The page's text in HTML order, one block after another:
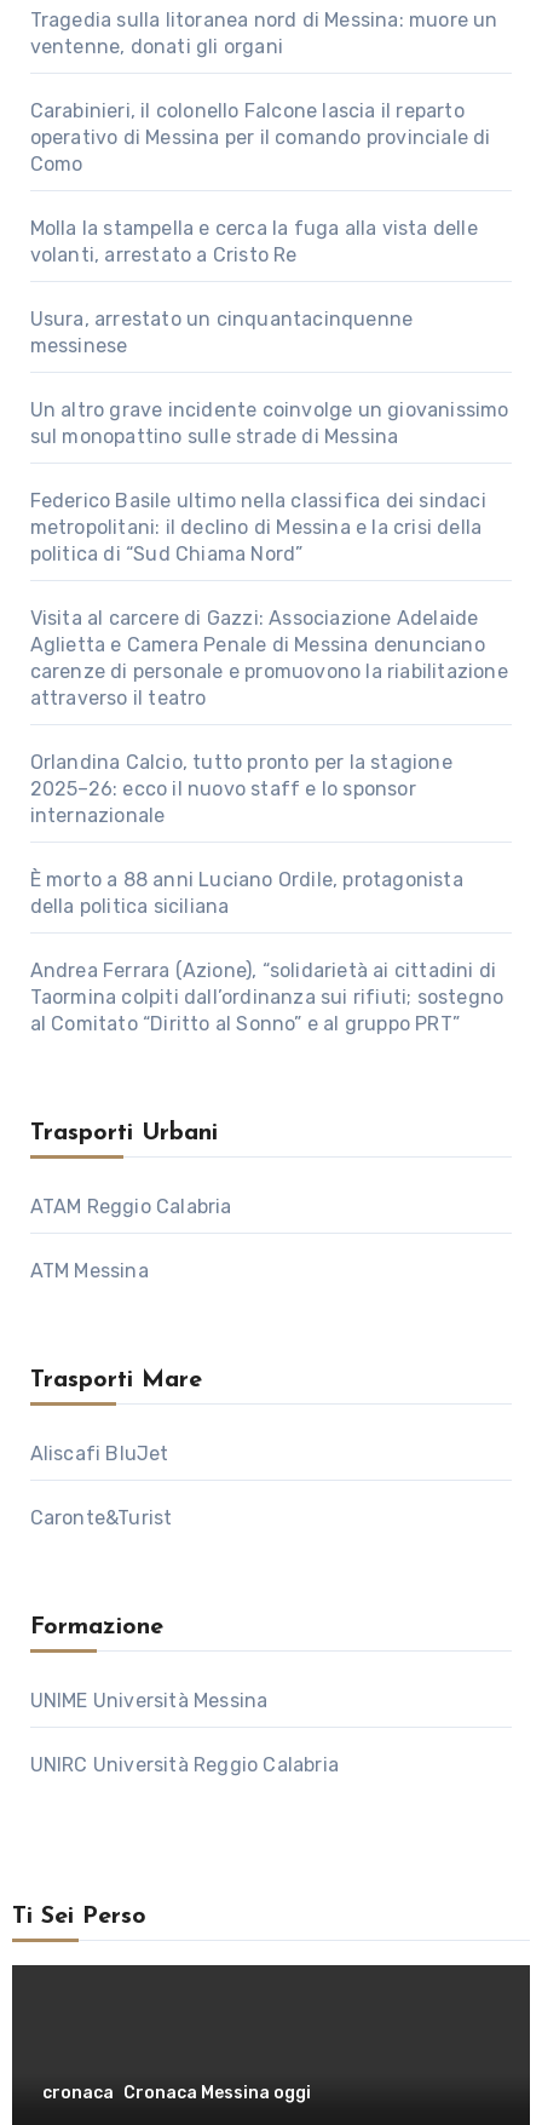
Tragedia sulla litoranea nord di Messina: muore un
ventenne, donati gli organi
Carabinieri, il colonello Falcone lascia il reparto
operativo di Messina per il comando provinciale di
Como
Molla la stampella e cerca la fuga alla vista delle
volanti, arrestato a Cristo Re
Usura, arrestato un cinquantacinquenne
messinese
Un altro grave incidente coinvolge un giovanissimo
sul monopattino sulle strade di Messina
Federico Basile ultimo nella classifica dei sindaci
metropolitani: il declino di Messina e la crisi della
politica di “Sud Chiama Nord”
Visita al carcere di Gazzi: Associazione Adelaide
Aglietta e Camera Penale di Messina denunciano
carenze di personale e promuovono la riabilitazione
attraverso il teatro
Orlandina Calcio, tutto pronto per la stagione
2025–26: ecco il nuovo staff e lo sponsor
internazionale
È morto a 88 anni Luciano Ordile, protagonista
della politica siciliana
Andrea Ferrara (Azione), “solidarietà ai cittadini di
Taormina colpiti dall’ordinanza sui rifiuti; sostegno
al Comitato “Diritto al Sonno” e al gruppo PRT”
Trasporti Urbani
ATAM Reggio Calabria
ATM Messina
Trasporti Mare
Aliscafi BluJet
Caronte&Turist
Formazione
UNIME Università Messina
UNIRC Università Reggio Calabria
Ti Sei Perso
cronaca Cronaca Messina oggi